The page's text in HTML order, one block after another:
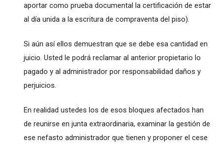
aportar como prueba documental la certificación de estar
al día unida a la escritura de compraventa del piso).
Si aún así ellos demuestran que se debe esa cantidad en
juicio. Usted le podrá reclamar al anterior propietario lo
pagado y al administrador por responsabilidad daños y
perjuicios.
En realidad ustedes los de esos bloques afectados han
de reunirse en junta extraordinaria, examinar la gestión de
ese nefasto administrador que tienen y proponer el cese